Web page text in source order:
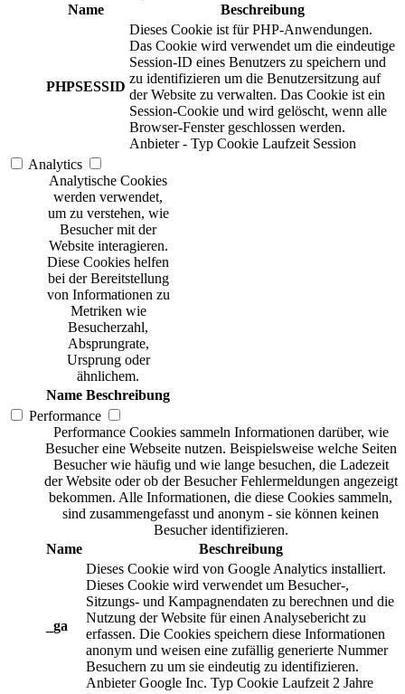
Name
Beschreibung
PHPSESSID
Dieses Cookie ist für PHP-Anwendungen.
Das Cookie wird verwendet um die eindeutige
Session-ID eines Benutzers zu speichern und
zu identifizieren um die Benutzersitzung auf
der Website zu verwalten. Das Cookie ist ein
Session-Cookie und wird gelöscht, wenn alle
Browser-Fenster geschlossen werden.
Anbieter - Typ Cookie Laufzeit Session
Analytics
Analytische Cookies
werden verwendet,
um zu verstehen, wie
Besucher mit der
Website interagieren.
Diese Cookies helfen
bei der Bereitstellung
von Informationen zu
Metriken wie
Besucherzahl,
Absprungrate,
Ursprung oder
ähnlichem.
Name Beschreibung
Performance
Performance Cookies sammeln Informationen darüber, wie
Besucher eine Webseite nutzen. Beispielsweise welche Seiten
Besucher wie häufig und wie lange besuchen, die Ladezeit
der Website oder ob der Besucher Fehlermeldungen angezeigt
bekommen. Alle Informationen, die diese Cookies sammeln,
sind zusammengefasst und anonym - sie können keinen
Besucher identifizieren.
Name
Beschreibung
_ga
Dieses Cookie wird von Google Analytics installiert.
Dieses Cookie wird verwendet um Besucher-,
Sitzungs- und Kampagnendaten zu berechnen und die
Nutzung der Website für einen Analysebericht zu
erfassen. Die Cookies speichern diese Informationen
anonym und weisen eine zufällig generierte Nummer
Besuchern zu um sie eindeutig zu identifizieren.
Anbieter Google Inc. Typ Cookie Laufzeit 2 Jahre